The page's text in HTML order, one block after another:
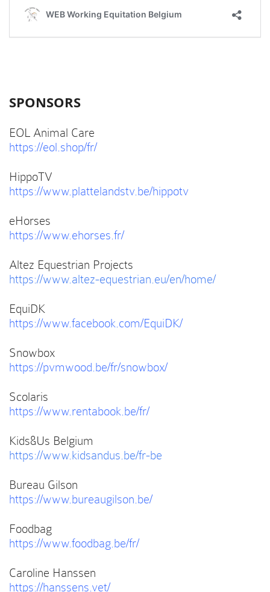
SPONSORS
EOL Animal Care
https://eol.shop/fr/
HippoTV
https://www.plattelandstv.be/hippotv
eHorses
https://www.ehorses.fr/
Altez Equestrian Projects
https://www.altez-equestrian.eu/en/home/
EquiDK
https://www.facebook.com/EquiDK/
Snowbox
https://pvmwood.be/fr/snowbox/
Scolaris
https://www.rentabook.be/fr/
Kids&Us Belgium
https://www.kidsandus.be/fr-be
Bureau Gilson
https://www.bureaugilson.be/
Foodbag
https://www.foodbag.be/fr/
Caroline Hanssen
https://hanssens.vet/